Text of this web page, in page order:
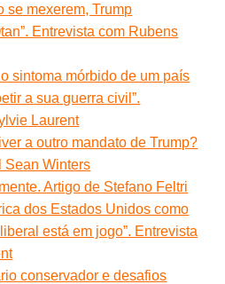
se mexerem, Trump
Entrevista com Rubens
sintoma mórbido de um país
a sua guerra civil”.
Laurent
a outro mandato de Trump?
Sean Winters
Artigo de Stefano Feltri
dos Estados Unidos como
está em jogo”. Entrevista
conservador e desafios